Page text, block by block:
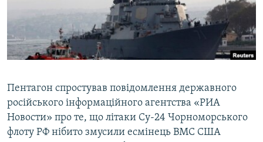
ВІДЕОУРОКИ «ELIFBE»
СВІДЧЕННЯ ОКУПАЦІЇ
УКРАЇНСЬКА ПРОБЛЕМА КРИМУ
Русский
Qırımtatar
Усі сайти RFE/RL
Пентагон спростував повідомлення державного
російського інформаційного агентства «РИА
Новости» про те, що літаки Су-24 Чорноморського
флоту РФ нібито змусили есмінець ВМС США